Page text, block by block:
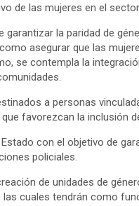
de las mujeres en el
la paridad de
asegurar que las
se contempla la
a personas
favorezcan la inclusión
con el objetivo de
policiales.
de unidades de
cuales tendrán como